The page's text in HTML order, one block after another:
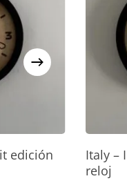
edición
Italy –
reloj